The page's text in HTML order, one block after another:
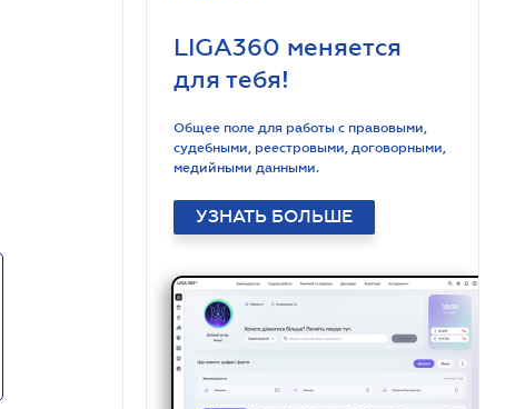
LIGA360 меняется
для тебя!
Общее поле для работы с правовыми,
судебными, реестровыми, договорными,
медийными данными.
УЗНАТЬ БОЛЬШЕ